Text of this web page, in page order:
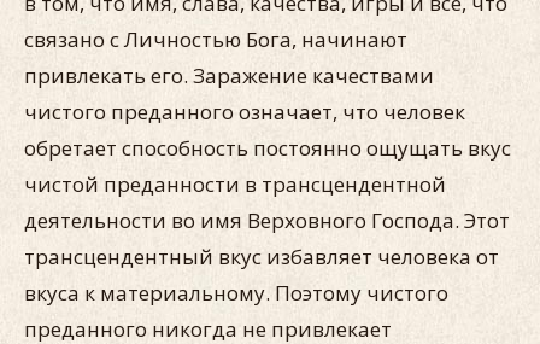
связано с Личностью Бога, начинают
привлекать его. Заражение качествами
чистого преданного означает, что человек
обретает способность постоянно ощущать вкус
чистой преданности в трансцендентной
деятельности во имя Верховного Господа. Этот
трансцендентный вкус избавляет человека от
вкуса к материальному. Поэтому чистого
преданного никогда не привлекает